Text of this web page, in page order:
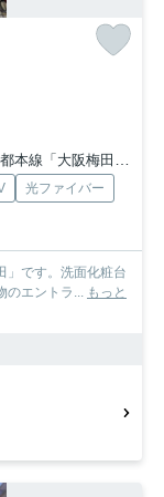
「大阪梅田」駅 徒歩10分
光ファイバー
」です。洗面化粧台
のエントラ... もっと